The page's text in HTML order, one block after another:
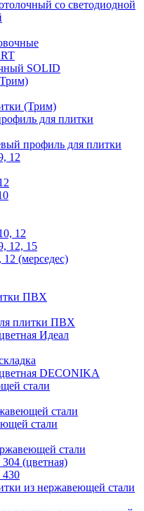
со светодиодной
SOLID
(Трим)
для плитки
профиль для плитки
12
12
12, 15
(мерседес)
ПВХ
плитки ПВХ
Идеал
DECONIKA
стали
стали
стали
стали
(цветная)
430
из нержавеющей стали